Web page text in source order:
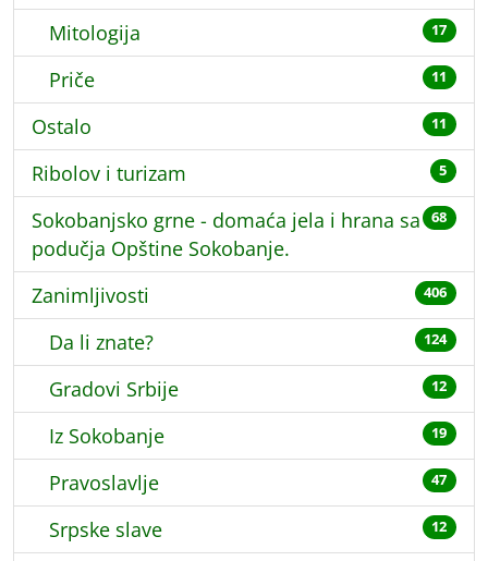
Mitologija 17
Priče 11
Ostalo 11
Ribolov i turizam 5
Sokobanjsko grne - domaća jela i hrana sa
podučja Opštine Sokobanje.
68
Zanimljivosti 406
Da li znate? 124
Gradovi Srbije 12
Iz Sokobanje 19
Pravoslavlje 47
Srpske slave 12